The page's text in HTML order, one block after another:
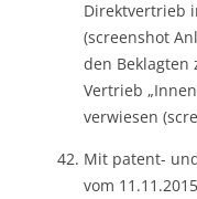
Direktvertrieb
(screenshot
den Beklagten
Vertrieb
verwiesen
Mit patent-
vom